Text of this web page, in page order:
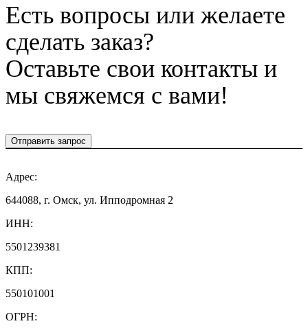
Есть вопросы или желаете
сделать заказ?
Оставьте свои контакты и
мы свяжемся с вами!
Отправить запрос
Адрес:
644088, г. Омск, ул. Ипподромная 2
ИНН:
5501239381
КПП:
550101001
ОГРН: